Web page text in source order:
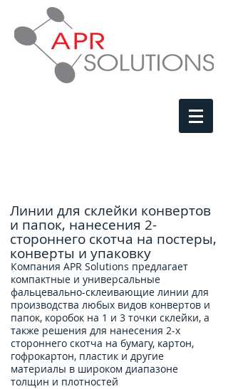
Линии для склейки конвертов
и папок, нанесения 2-
стороннего скотча на постеры,
конверты и упаковку
Компания APR Solutions предлагает
компактные и универсальные
фальцевально-склеивающие линии для
производства любых видов конвертов и
папок, коробок на 1 и 3 точки склейки, а
также решения для нанесения 2-х
стороннего скотча на бумагу, картон,
гофрокартон, пластик и другие
материалы в широком диапазоне
толщин и плотностей